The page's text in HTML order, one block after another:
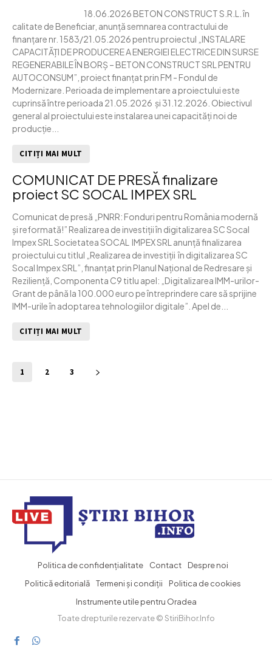
18.06.2026 BETON CONSTRUCT S.R.L. în
calitate de Beneficiar, anunță semnarea contractului de
finanțare nr. 1583/21.05.2026 pentru proiectul „INSTALARE
CAPACITĂȚI DE PRODUCERE A ENERGIEI ELECTRICE DIN SURSE
REGENERABILE ÎN BORȘ – BETON CONSTRUCT SRL PENTRU
AUTOCONSUM”, proiect finanțat prin FM - Fondul de
Modernizare. Perioada de implementare a proiectului este
cuprinsă între perioada 21.05.2026 și 31.12.2026. Obiectivul
general al proiectului este instalarea unei capacități noi de
producție...
CITIȚI MAI MULT
COMUNICAT DE PRESĂ finalizare
proiect SC SOCAL IMPEX SRL
Comunicat de presă „PNRR: Fonduri pentru România modernă
și reformată!” Realizarea de investiții în digitalizarea SC Socal
Impex SRL Societatea SOCAL IMPEX SRL anunţă finalizarea
proiectului cu titlul „Realizarea de investiții în digitalizarea SC
Socal Impex SRL”, finanţat prin Planul Naţional de Redresare şi
Rezilienţă, Componenta C9 titlu apel: „Digitalizarea IMM-urilor-
Grant de până la 100.000 euro pe întreprindere care să sprijine
IMM-urile în adoptarea tehnologiilor digitale”. Apel de...
CITIȚI MAI MULT
1 2 3
Politica de confidențialitate Contact
Despre noi
Politică editorială
Termeni și condiții
Politica de cookies
Instrumente utile pentru Oradea
Toate drepturile rezervate © StiriBihor.Info